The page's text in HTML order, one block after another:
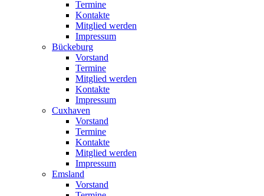
Termine
Kontakte
Mitglied werden
Impressum
Bückeburg
Vorstand
Termine
Mitglied werden
Kontakte
Impressum
Cuxhaven
Vorstand
Termine
Kontakte
Mitglied werden
Impressum
Emsland
Vorstand